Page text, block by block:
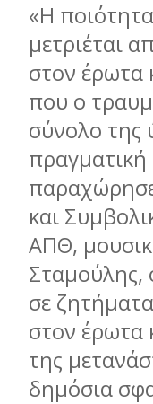
«Η
μετριέται
στον έρωτα
που ο
σύνολο της
και
ΑΠΘ,
Σταμούλης,
σε
στον έρωτα
της
δημόσια